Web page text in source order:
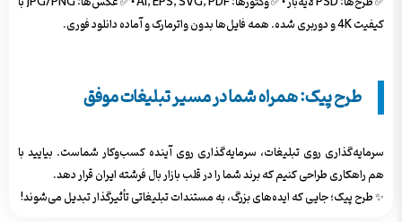
کیفیت 4K و دوربری شده. همه فایل‌ها بدون واترمارک و آماده دانلود فوری.
طرح پیک: همراه شما در مسیر تبلیغات موفق
سرمایه‌گذاری روی تبلیغات، سرمایه‌گذاری روی آینده کسب‌وکار شماست. بیایید با
هم راهکاری طراحی کنیم که برند شما را در قلب بازار بال فرشته ایران قرار دهد.
✨ طرح پیک؛ جایی که ایده‌های بزرگ، به مستندات تبلیغاتی تأثیرگذار تبدیل می‌شوند!